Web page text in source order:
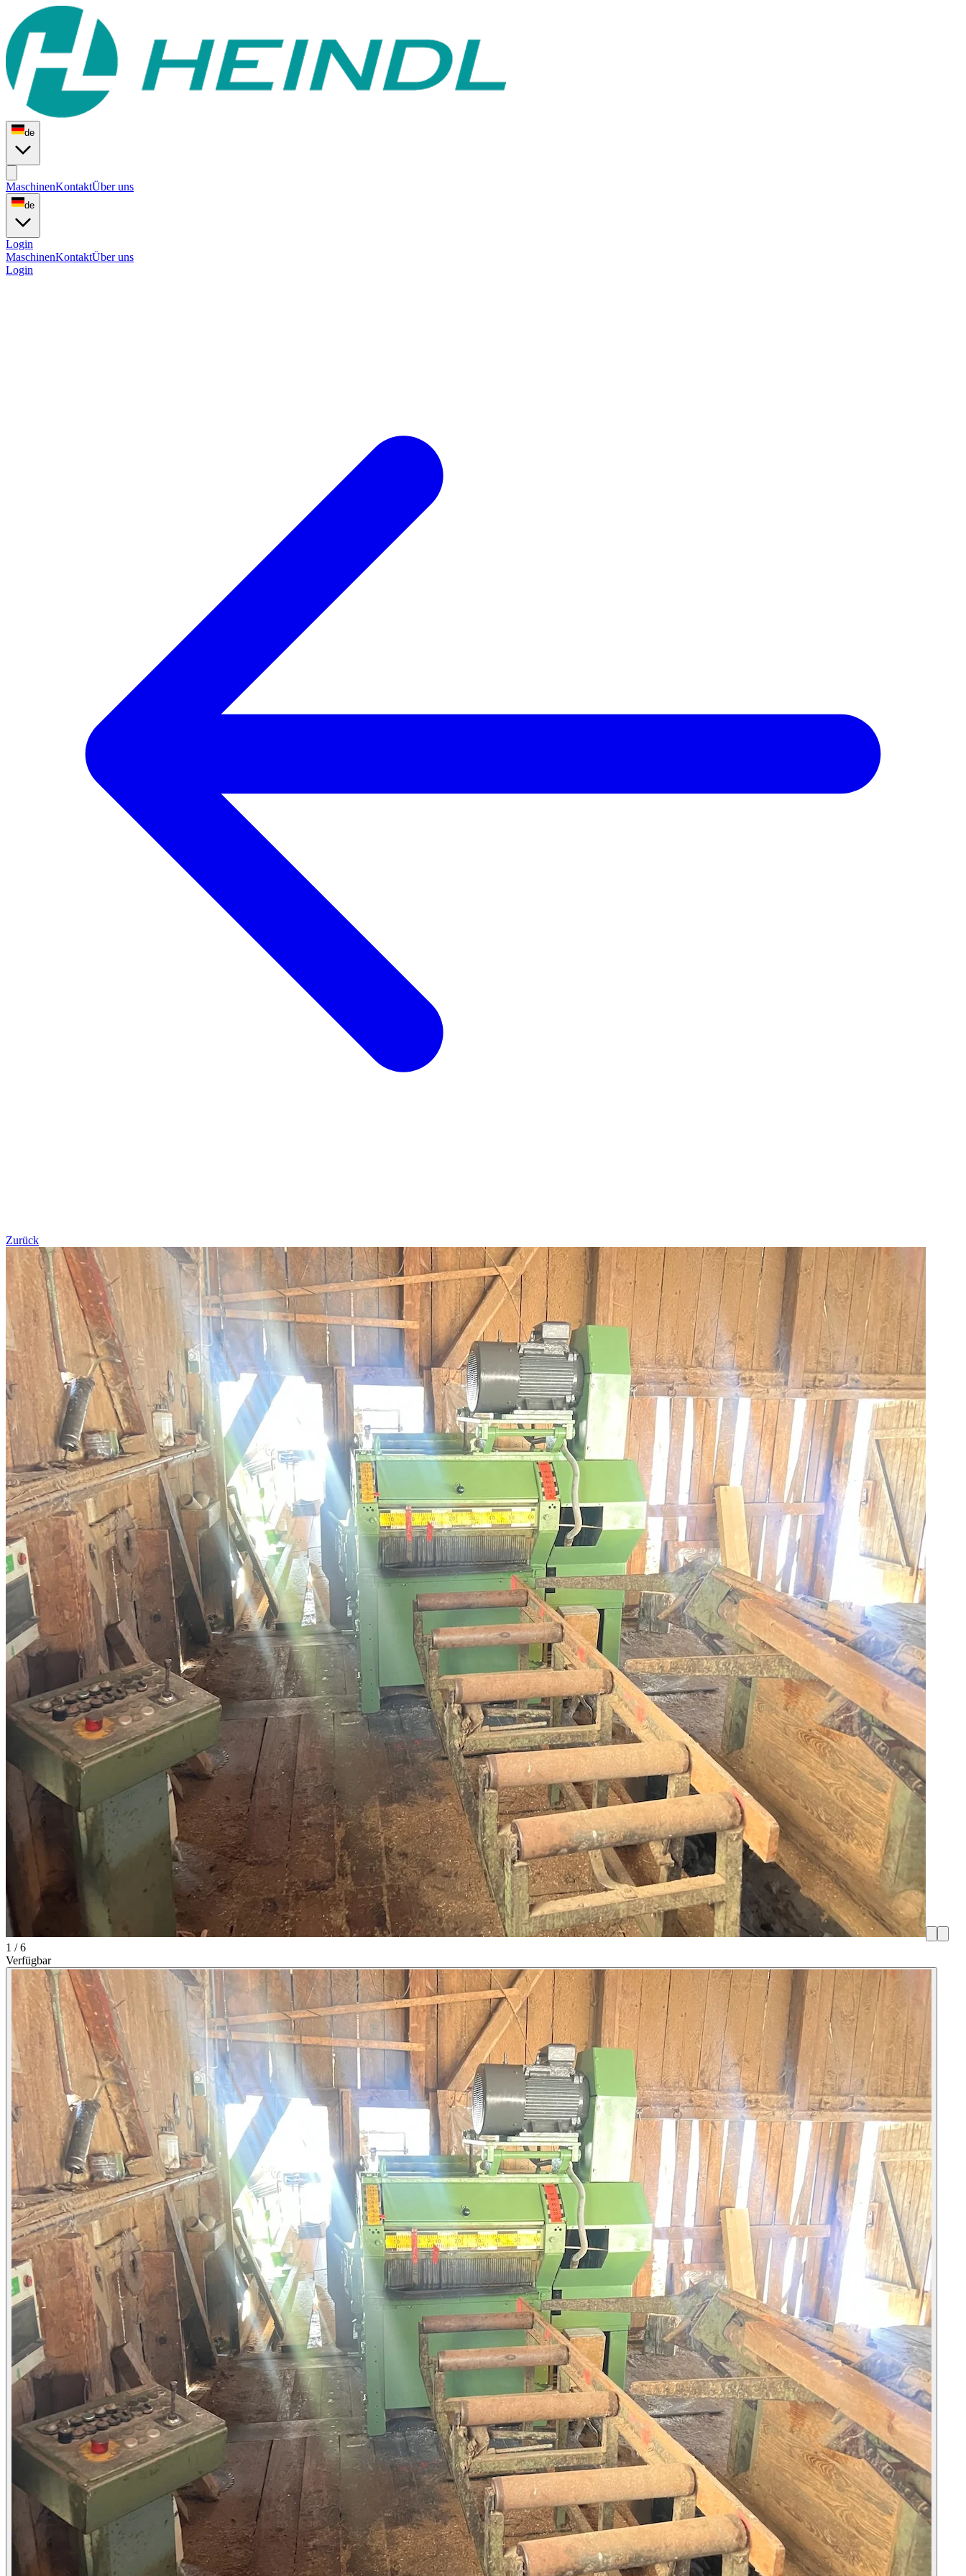
de
MaschinenKontaktÜber uns
de
Login
MaschinenKontaktÜber uns
Login
Zurück
1 / 6
Verfügbar